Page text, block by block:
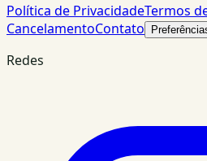
Política de PrivacidadeTermos
CancelamentoContato
Redes